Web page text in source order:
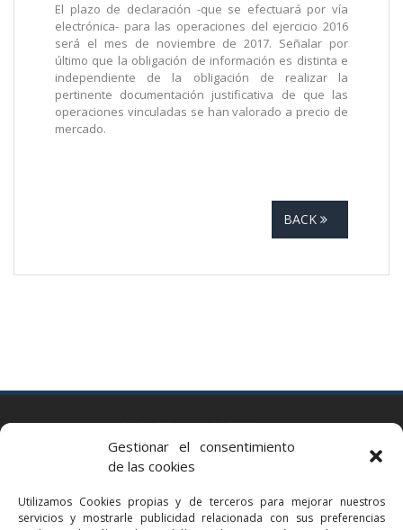
Gestionar el consentimiento
de las cookies
Utilizamos Cookies propias y de terceros para mejorar nuestros
servicios y mostrarle publicidad relacionada con sus preferencias
El plazo de declaración -que se efectuará por vía
electrónica- para las operaciones del ejercicio 2016
será el mes de noviembre de 2017. Señalar por
último que la obligación de información es distinta e
independiente de la obligación de realizar la
pertinente documentación justificativa de que las
operaciones vinculadas se han valorado a precio de
mercado.
BACK
Via Augusta 2 bis, 3º, 08006 Barcelona
bcn@bellavistalegal.eu